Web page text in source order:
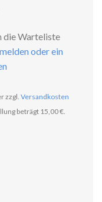
die Warteliste
oder ein
zzgl. Versandkosten
beträgt 15,00 €.